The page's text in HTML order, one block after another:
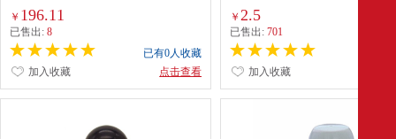
￥ 196.11
已售出: 8
已有0人收藏
点击查看
加入收藏
￥2.5
已售出:701
加入收藏